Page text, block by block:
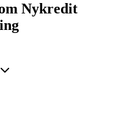
Nykredit